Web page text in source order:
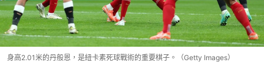
身高2.01米的丹般恩，是紐卡素死球戰術的重要棋子。（Getty Images）